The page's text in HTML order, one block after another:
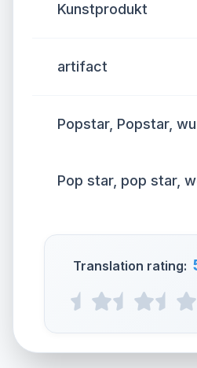
Kunstprodukt
artifact
Popstar, Popstar,
Pop star, pop star,
Translation rating: